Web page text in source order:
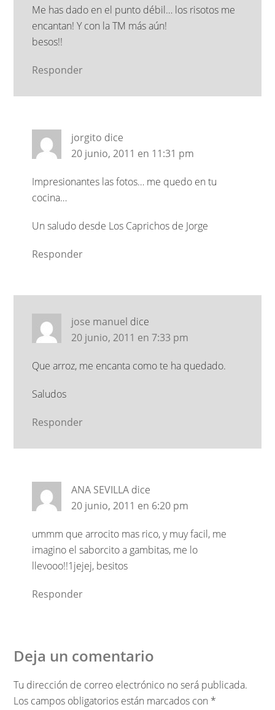
Me has dado en el punto débil… los risotos me
encantan! Y con la TM más aún!
besos!!
Responder
jorgito dice
20 junio, 2011 en 11:31 pm
Impresionantes las fotos… me quedo en tu
cocina…
Un saludo desde Los Caprichos de Jorge
Responder
jose manuel dice
20 junio, 2011 en 7:33 pm
Que arroz, me encanta como te ha quedado.
Saludos
Responder
ANA SEVILLA dice
20 junio, 2011 en 6:20 pm
ummm que arrocito mas rico, y muy facil, me
imagino el saborcito a gambitas, me lo
llevooo!!1jejej, besitos
Responder
Deja un comentario
Tu dirección de correo electrónico no será publicada.
Los campos obligatorios están marcados con *